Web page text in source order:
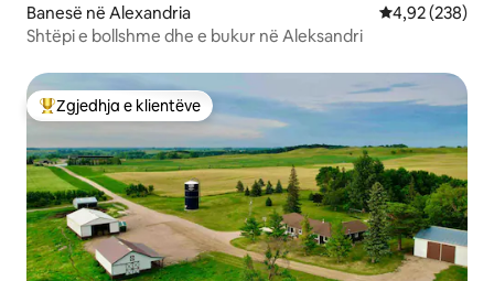
Banesë në Alexandria Vlerësimi
4,92 (238)
Shtëpi e bollshme dhe e bukur në Aleksandri
Më të mirat e zgjedhjeve të klientëve
Zgjedhja e klientëve